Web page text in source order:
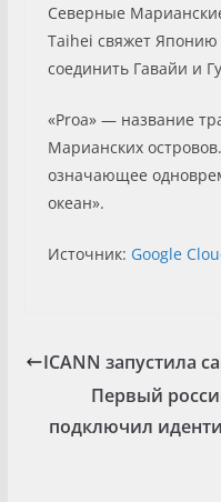
Северные
Taihei свяжет Японию
соединить Гавайи и
«Proa» — название
Марианских
означающее
океан».
Источник: Google
ICANN запустила
Первый
подключил